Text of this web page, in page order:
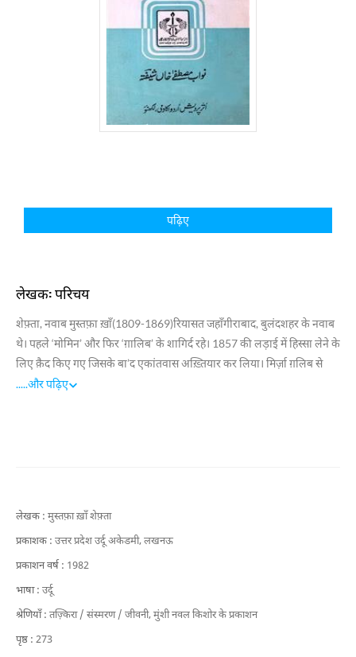
पढ़िए
लेखक: परिचय
शेफ़्ता, नवाब मुस्तफ़ा ख़ाँ(1809-1869)रियासत जहाँगीराबाद, बुलंदशहर के नवाब
थे। पहले ‘मोमिन’ और फिर ‘ग़ालिब’ के शागिर्द रहे। 1857 की लड़ाई में हिस्सा लेने के
लिए क़ैद किए गए जिसके बा’द एकांतवास अख़्तियार कर लिया। मिर्ज़ा ग़लिब से
गहरे संबंस थे और मुसीबत की घड़ी में उनकी बहुत मदद की।
.....और पढ़िए
लेखक : मुस्तफ़ा ख़ाँ शेफ़्ता
प्रकाशक : उत्तर प्रदेश उर्दू अकेडमी, लखनऊ
प्रकाशन वर्ष : 1982
भाषा : उर्दू
श्रेणियाँ : तज़्किरा / संस्मरण / जीवनी,मुंशी नवल किशोर के प्रकाशन
पृष्ठ : 273